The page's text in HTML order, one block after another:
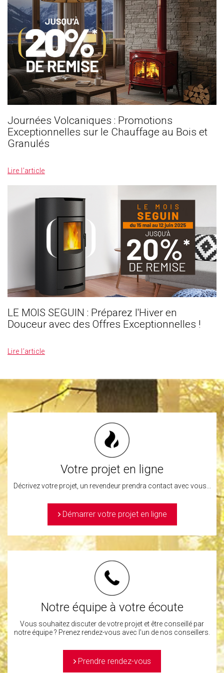
Journées Volcaniques : Promotions
Exceptionnelles sur le Chauffage au Bois et
Granulés
Lire l’article
LE MOIS SEGUIN : Préparez l'Hiver en
Douceur avec des Offres Exceptionnelles !
Lire l’article
Votre projet en ligne
Décrivez votre projet, un revendeur prendra contact avec vous...
> Démarrer votre projet en ligne
Notre équipe à votre écoute
Vous souhaitez discuter de votre projet et être conseillé par
notre équipe ? Prenez rendez-vous avec l'un de nos conseillers.
> Prendre rendez-vous